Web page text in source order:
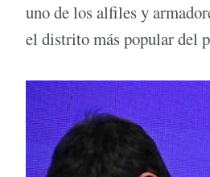
uno de los alfiles y
el distrito más popular del